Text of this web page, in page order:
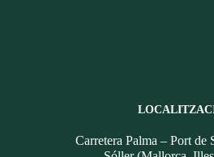
Carretera Palma – Port de